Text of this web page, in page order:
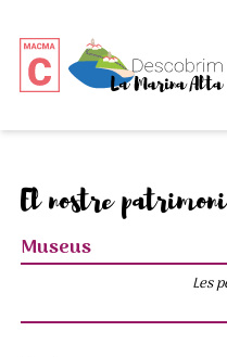
El nostre patrimoni
Museus
Les